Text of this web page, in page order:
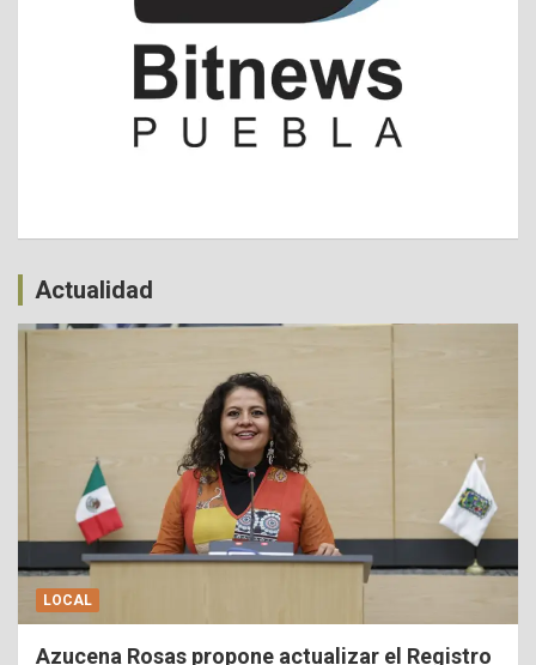
Actualidad
LOCAL
Azucena Rosas propone actualizar el Registro